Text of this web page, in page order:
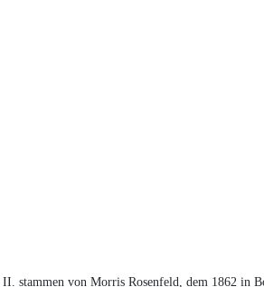
stammen von Morris Rosenfeld, dem 1862 in